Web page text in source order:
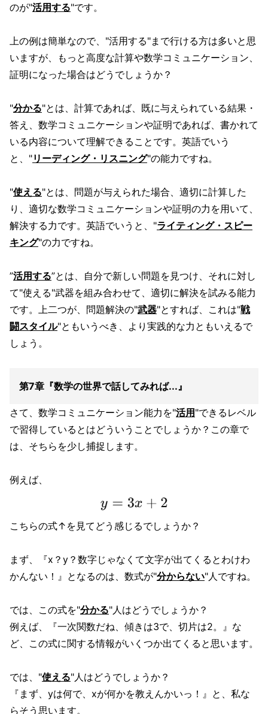
のが"活用する"です。
上の例は簡単なので、"活用する"まで行ける方は多いと思
いますが、もっと高度な計算や数学コミュニケーション、
証明になった場合はどうでしょうか？
"分かる"とは、計算であれば、既に与えられている結果・
答え、数学コミュニケーションや証明であれば、書かれて
いる内容について理解できることです。英語でいう
と、"リーディング・リスニング"の能力ですね。
"使える"とは、問題が与えられた場合、適切に計算した
り、適切な数学コミュニケーションや証明の力を用いて、
解決する力です。英語でいうと、"ライティング・スピー
キング"の力ですね。
”活用する”とは、自分で新しい問題を見つけ、それに対し
て"使える"武器を組み合わせて、適切に解決を試みる能力
です。上二つが、問題解決の"武器"とすれば、これは"戦
闘スタイル"ともいうべき、より実践的な力ともいえるで
しょう。
第7章『数学の世界で話してみれば...』
さて、数学コミュニケーション能力を"活用"できるレベル
で習得しているとはどういうことでしょうか？この章で
は、そちらを少し捕捉します。
例えば、
こちらの式↑を見てどう感じるでしょうか？
まず、『x？y？数字じゃなくて文字が出てくるとわけわ
かんない！』となるのは、数式が"分からない"人ですね。
では、この式を"分かる"人はどうでしょうか？
例えば、『一次関数だね、傾きは3で、切片は2。』な
ど、この式に関する情報がいくつか出てくると思います。
では、"使える"人はどうでしょうか？
『まず、yは何で、xが何かを教えんかいっ！』と、私な
らそう思います。